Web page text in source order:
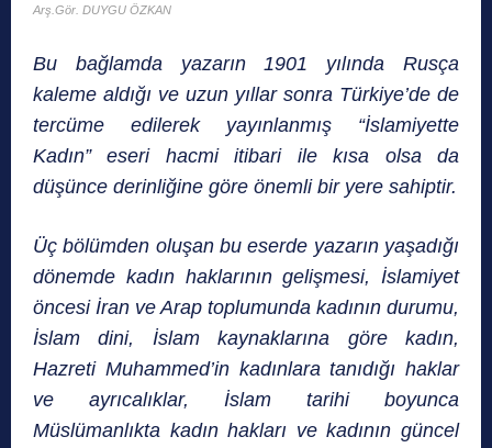
Arş.Gör. DUYGU ÖZKAN
Bu bağlamda yazarın 1901 yılında Rusça
kaleme aldığı ve uzun yıllar sonra Türkiye’de de
tercüme edilerek yayınlanmış “İslamiyette
Kadın” eseri hacmi itibari ile kısa olsa da
düşünce derinliğine göre önemli bir yere sahiptir.
Üç bölümden oluşan bu eserde yazarın yaşadığı
dönemde kadın haklarının gelişmesi, İslamiyet
öncesi İran ve Arap toplumunda kadının durumu,
İslam dini, İslam kaynaklarına göre kadın,
Hazreti Muhammed’in kadınlara tanıdığı haklar
ve ayrıcalıklar, İslam tarihi boyunca
Müslümanlıkta kadın hakları ve kadının güncel